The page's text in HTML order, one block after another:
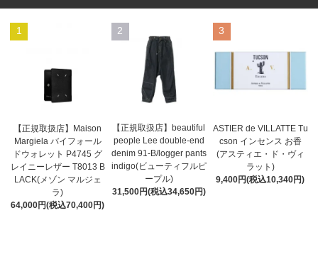
1
【正規取扱店】Maison
Margiela バイフォール
ドウォレット P4745 グ
レイニーレザー T8013 B
LACK(メゾン マルジェ
ラ)
64,000円(税込70,400円)
2
【正規取扱店】beautiful
people Lee double-end
denim 91-B/logger pants
indigo(ビューティフルピ
ープル)
31,500円(税込34,650円)
3
ASTIER de VILLATTE Tu
cson インセンス お香
(アスティエ・ド・ヴィ
ラット)
9,400円(税込10,340円)